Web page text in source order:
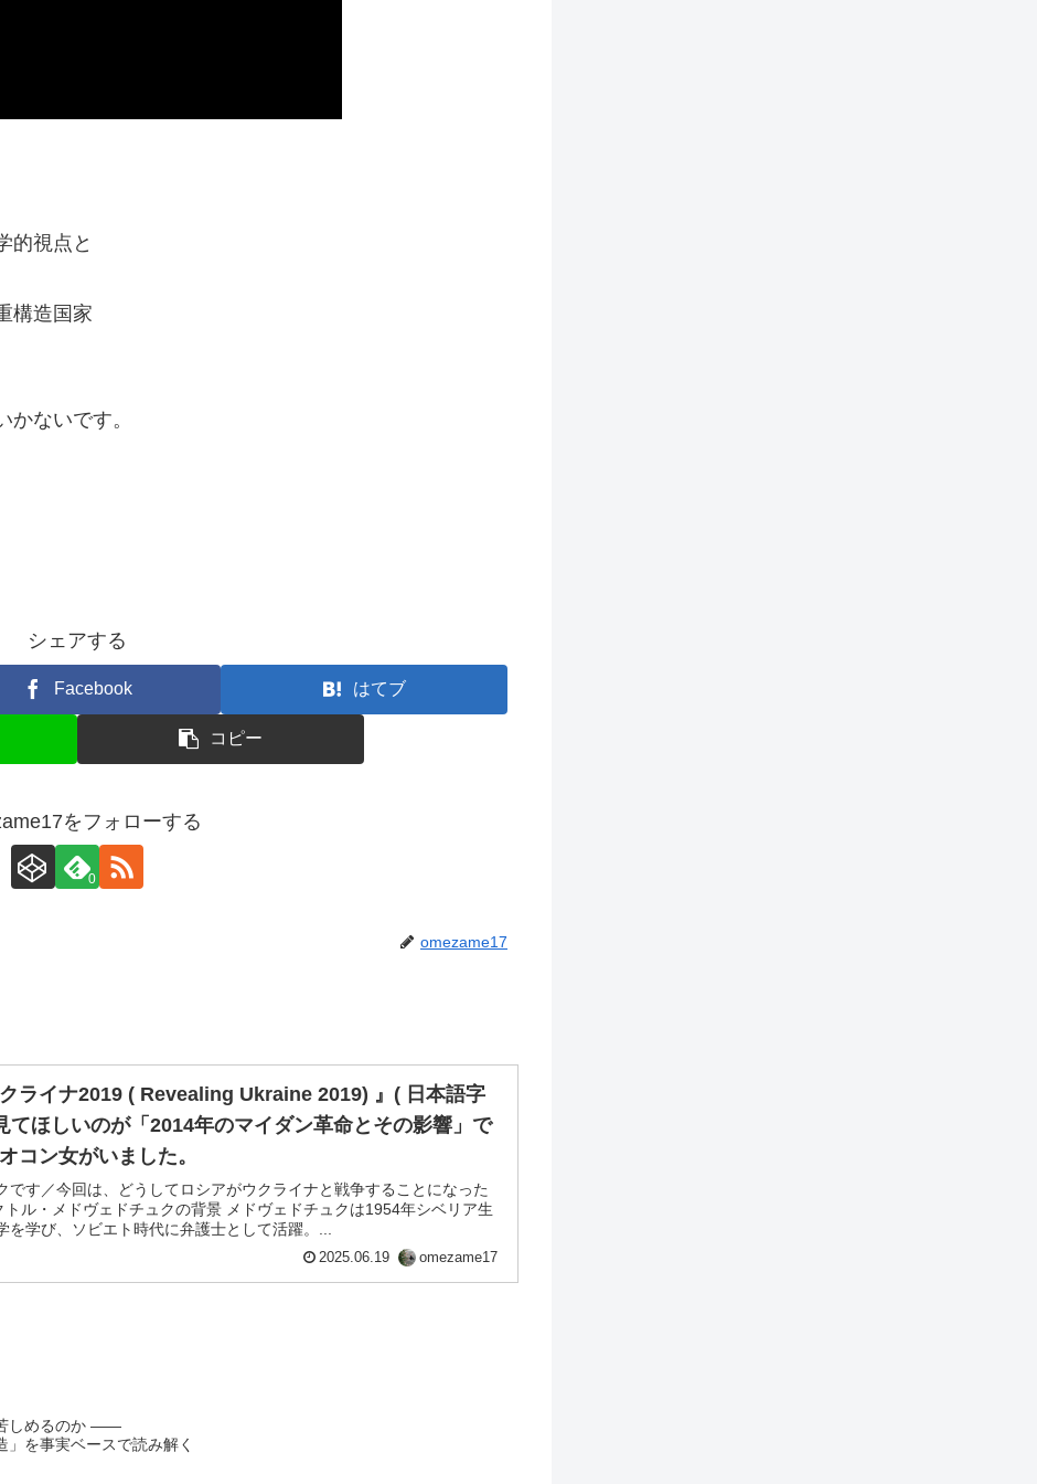
的視点と
構造国家
ないです。
シェアする
Facebook はてブ
コピー
をフォローする
0
omezame17
クライナ2019 ( Revealing Ukraine 2019) 』( 日本語字
てほしいのが「2014年のマイダン革命とその影響」で
コン女がいました。
です／今回は、どうしてロシアがウクライナと戦争することになった
ル・メドヴェドチュクの背景 メドヴェドチュクは1954年シベリア生
を学び、ソビエト時代に弁護士として活躍。...
2025.06.19 omezame17
消費税制度はなぜ中小を苦しめるのか ――
」を事実ベースで読み解く